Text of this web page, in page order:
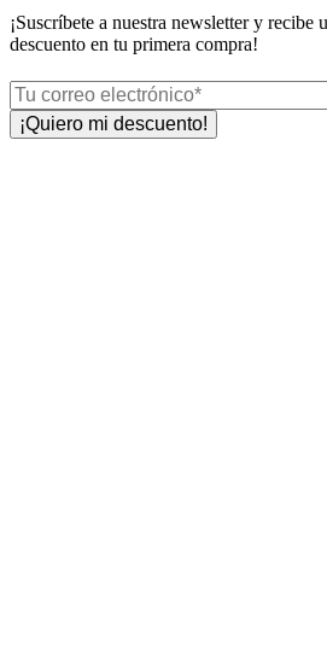
¡Suscríbete a nuestra newsletter y recibe
descuento en tu primera compra!